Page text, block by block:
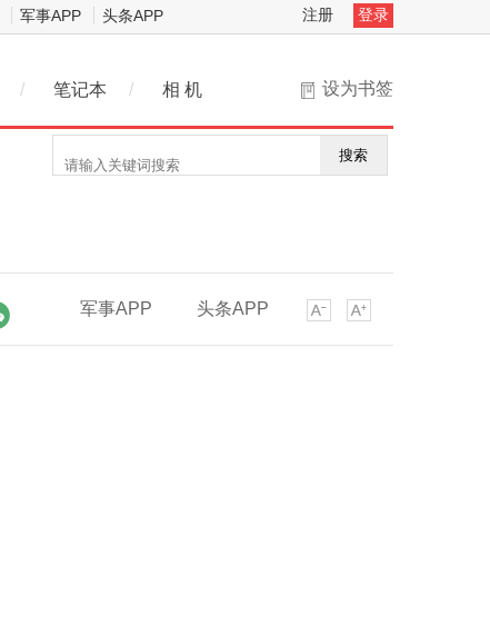
军事APP 头条APP 注册 登录
设为书签
/ 笔记本 / 相 机
搜索
军事APP 头条APP